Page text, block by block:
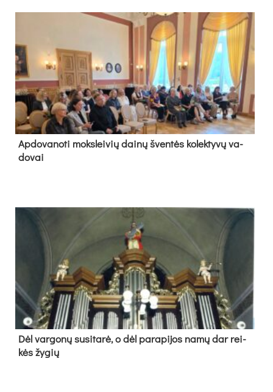
Ap­do­va­no­ti moks­lei­vių dai­nų šven­tės ko­lek­ty­vų va­
do­vai
Dėl var­go­nų su­si­ta­rė, o dėl pa­ra­pi­jos na­mų dar rei­
kės žy­gių